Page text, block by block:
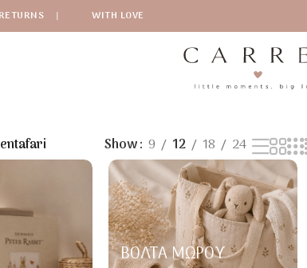
| WITH LOVE
Show 9 12 18 24
ΒΌΛΤΑ ΜΩΡΟΎ